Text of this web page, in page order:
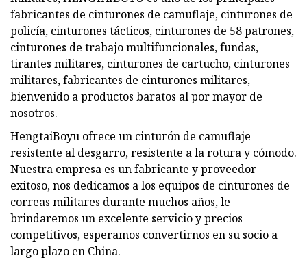
fabricantes de cinturones de camuflaje, cinturones de
policía, cinturones tácticos, cinturones de 58 patrones,
cinturones de trabajo multifuncionales, fundas,
tirantes militares, cinturones de cartucho, cinturones
militares, fabricantes de cinturones militares,
bienvenido a productos baratos al por mayor de
nosotros.
HengtaiBoyu ofrece un cinturón de camuflaje
resistente al desgarro, resistente a la rotura y cómodo.
Nuestra empresa es un fabricante y proveedor
exitoso, nos dedicamos a los equipos de cinturones de
correas militares durante muchos años, le
brindaremos un excelente servicio y precios
competitivos, esperamos convertirnos en su socio a
largo plazo en China.